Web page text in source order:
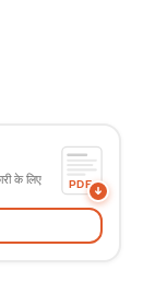
के लिए
PDF